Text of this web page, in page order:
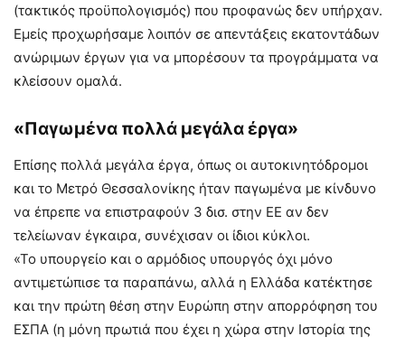
(τακτικός προϋπολογισμός) που προφανώς δεν υπήρχαν.
Εμείς προχωρήσαμε λοιπόν σε απεντάξεις εκατοντάδων
ανώριμων έργων για να μπορέσουν τα προγράμματα να
κλείσουν ομαλά.
«Παγωμένα πολλά μεγάλα έργα»
Επίσης πολλά μεγάλα έργα, όπως οι αυτοκινητόδρομοι
και το Μετρό Θεσσαλονίκης ήταν παγωμένα με κίνδυνο
να έπρεπε να επιστραφούν 3 δισ. στην ΕΕ αν δεν
τελείωναν έγκαιρα, συνέχισαν οι ίδιοι κύκλοι.
«Το υπουργείο και ο αρμόδιος υπουργός όχι μόνο
αντιμετώπισε τα παραπάνω, αλλά η Ελλάδα κατέκτησε
και την πρώτη θέση στην Ευρώπη στην απορρόφηση του
ΕΣΠΑ (η μόνη πρωτιά που έχει η χώρα στην Ιστορία της